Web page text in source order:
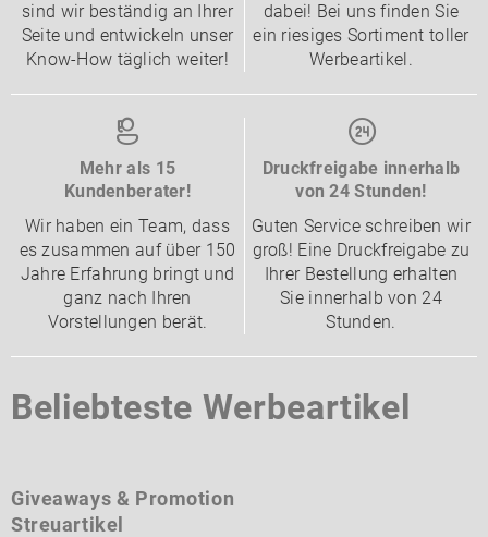
sind wir beständig an Ihrer
Seite und entwickeln unser
Know-How täglich weiter!
dabei! Bei uns finden Sie
ein riesiges Sortiment toller
Werbeartikel.
Mehr als 15
Kundenberater!
Wir haben ein Team, dass
es zusammen auf über 150
Jahre Erfahrung bringt und
ganz nach Ihren
Vorstellungen berät.
Druckfreigabe innerhalb
von 24 Stunden!
Guten Service schreiben wir
groß! Eine Druckfreigabe zu
Ihrer Bestellung erhalten
Sie innerhalb von 24
Stunden.
Beliebteste Werbeartikel
Giveaways & Promotion
Streuartikel